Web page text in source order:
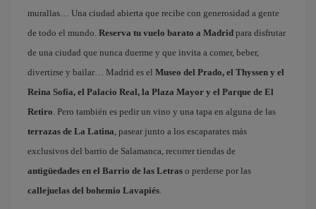
murallas… Una ciudad abierta que recibe con generosidad a gente
de todo el mundo. Reserva tu vuelo barato a Madrid para disfrutar
de una ciudad que nunca duerme y que invita a comer, beber,
divertirse y bailar… Madrid es el Museo del Prado, el Thyssen y el
Reina Sofía, el Palacio Real, la Plaza Mayor y el Parque de El
Retiro. Pero también es pedir un vino y una tapa en alguna de las
terrazas de La Latina, pasear junto a los escaparates más
exclusivos del barrio de Salamanca, recorrer tiendas de
antigüedades en el Barrio de las Letras o perderse por las
callejuelas del bohemio Lavapiés.